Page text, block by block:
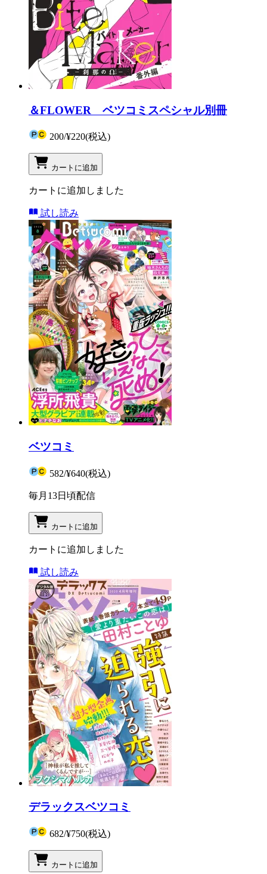
＆FLOWER ベツコミスペシャル別冊
200/¥220(税込)
カートに追加
カートに追加しました
試し読み
ベツコミ
582/¥640(税込)
毎月13日頃配信
カートに追加
カートに追加しました
試し読み
デラックスベツコミ
682/¥750(税込)
カートに追加